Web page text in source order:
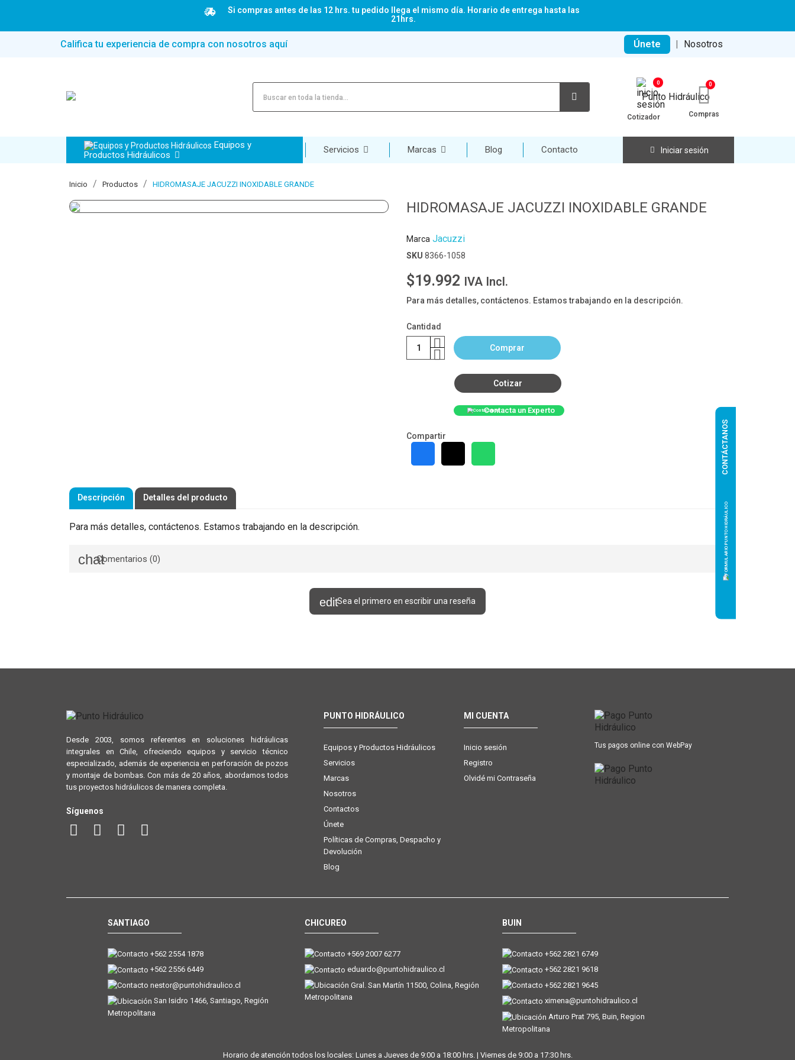
Si compras antes de las 12 hrs. tu pedido llega el mismo día. Horario de entrega hasta las
21hrs.
Califica tu experiencia de compra con nosotros aquí Únete | Nosotros
0
Cotizador Compras
Equipos y
Productos Hidráulicos
Servicios Marcas Blog Contacto Iniciar sesión
Inicio Productos HIDROMASAJE JACUZZI INOXIDABLE GRANDE
HIDROMASAJE JACUZZI INOXIDABLE GRANDE
Marca Jacuzzi
SKU 8366-1058
$19.992 IVA Incl.
Para más detalles, contáctenos. Estamos trabajando en la descripción.
Cantidad
Comprar
Cotizar
Contacta un Experto
Compartir
Descripción Detalles del producto
Para más detalles, contáctenos. Estamos trabajando en la descripción.
Comentarios (0)
Sea el primero en escribir una reseña
Desde 2003, somos referentes en soluciones hidráulicas
integrales en Chile, ofreciendo equipos y servicio técnico
especializado, además de experiencia en perforación de pozos
y montaje de bombas. Con más de 20 años, abordamos todos
tus proyectos hidráulicos de manera completa.
Síguenos
PUNTO HIDRÁULICO
Equipos y Productos Hidráulicos
Servicios
Marcas
Nosotros
Contactos
Únete
Políticas de Compras, Despacho y
Devolución
Blog
MI CUENTA
Inicio sesión
Registro
Olvidé mi Contraseña
CONTÁCTANOS
Tus pagos online con WebPay
SANTIAGO
+562 2554 1878
+562 2556 6449
nestor@puntohidraulico.cl
San Isidro 1466, Santiago, Región
Metropolitana
CHICUREO
+569 2007 6277
eduardo@puntohidraulico.cl
Gral. San Martín 11500, Colina, Región
Metropolitana
BUIN
+562 2821 6749
+562 2821 9618
+562 2821 9645
ximena@puntohidraulico.cl
Arturo Prat 795, Buin, Region
Metropolitana
Horario de atención todos los locales: Lunes a Jueves de 9:00 a 18:00 hrs. | Viernes de 9:00 a 17:30 hrs.